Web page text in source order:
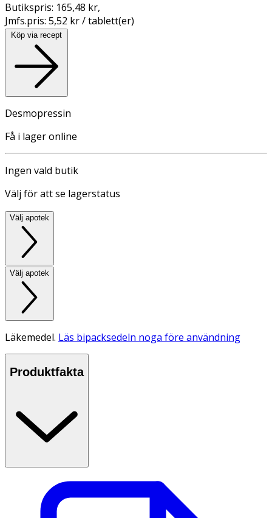
Butikspris: 165,48 kr,
Jmfs.pris: 5,52 kr / tablett(er)
Köp via recept
Desmopressin
Få i lager online
Ingen vald butik
Välj för att se lagerstatus
Välj apotek
Välj apotek
Läkemedel. Läs bipacksedeln noga före användning
Produktfakta